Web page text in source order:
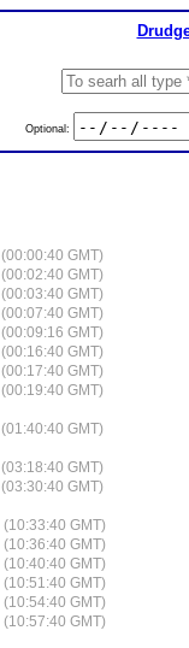
Optional:
(00:00:40 GMT)
(00:02:40 GMT)
(00:03:40 GMT)
(00:07:40 GMT)
(00:09:16 GMT)
(00:16:40 GMT)
(00:17:40 GMT)
(00:19:40 GMT)
(01:40:40 GMT)
(03:18:40 GMT)
(03:30:40 GMT)
(10:33:40 GMT)
(10:36:40 GMT)
(10:40:40 GMT)
(10:51:40 GMT)
(10:54:40 GMT)
(10:57:40 GMT)